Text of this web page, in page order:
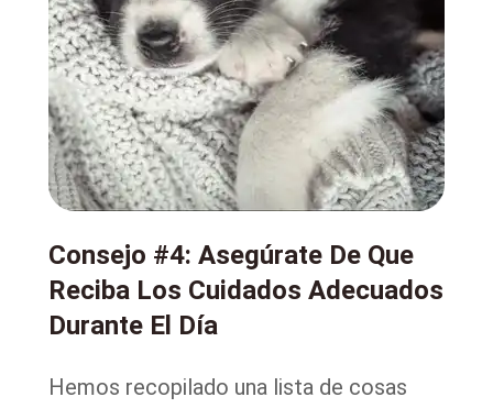
Consejo #4: Asegúrate De Que
Reciba Los Cuidados Adecuados
Durante El Día
Hemos recopilado una lista de cosas